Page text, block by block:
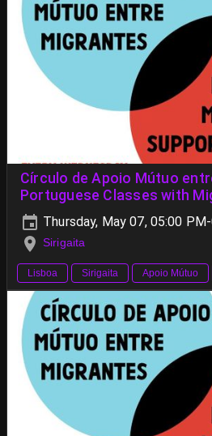
Círculo de Apoio Mútuo
Portuguese Classes with
Thursday, May 07, 05:00
Sirigaita
Lisboa Sirigaita Apoio Mútuo